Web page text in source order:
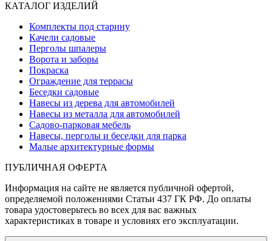
КАТАЛОГ ИЗДЕЛИЙ
Комплекты под старину
Качели садовые
Перголы шпалеры
Ворота и заборы
Покраска
Ограждение для террасы
Беседки садовые
Навесы из дерева для автомобилей
Навесы из металла для автомобилей
Садово-парковая мебель
Навесы, перголы и беседки для парка
Малые архитектурные формы
ПУБЛИЧНАЯ ОФЕРТА
Информация на сайте не является публичной офертой,
определяемой положениями Статьи 437 ГК РФ. До оплаты
товара удостоверьтесь во всех для вас важных
характеристиках в товаре и условиях его эксплуатации.